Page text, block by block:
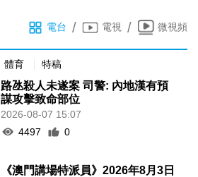
電台 / 電視 / 微視頻
體育 特稿
路氹殺人未遂案 司警: 內地漢有預
謀攻擊致命部位
2026-08-07 15:07
4497
0
《澳門講場特派員》2026年8月3日